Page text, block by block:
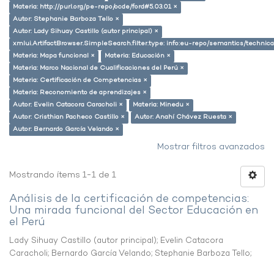
Materia: http://purl.org/pe-repo/ocde/ford#5.03.01 ×
Autor: Stephanie Barboza Tello ×
Autor: Lady Sihuay Castillo (autor principal) ×
xmlui.ArtifactBrowser.SimpleSearch.filter.type: info:eu-repo/semantics/
Materia: Mapa funcional ×
Materia: Educación ×
Materia: Marco Nacional de Cualificaciones del Perú ×
Materia: Certificación de Competencias ×
Materia: Reconomiento de aprendizajes ×
Autor: Evelin Catacora Caracholi ×
Materia: Minedu ×
Autor: Cristhian Pacheco Castillo ×
Autor: Anahí Chávez Ruesta ×
Autor: Bernardo García Velando ×
Mostrar filtros avanzados
Mostrando ítems 1-1 de 1
Análisis de la certificación de competencias:
Una mirada funcional del Sector Educación en
el Perú
Lady Sihuay Castillo (autor principal); Evelin Catacora
Caracholi; Bernardo García Velando; Stephanie Barboza Tello;